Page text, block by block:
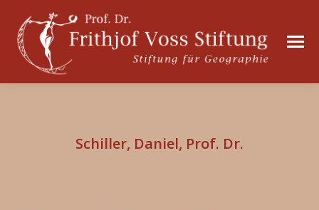
Schiller, Daniel, Prof. Dr.